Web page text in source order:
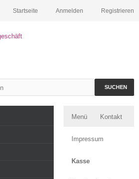
Registrieren
Anmelden
Startseite
SUCHEN
Menü Kontakt
Impressum
Kasse